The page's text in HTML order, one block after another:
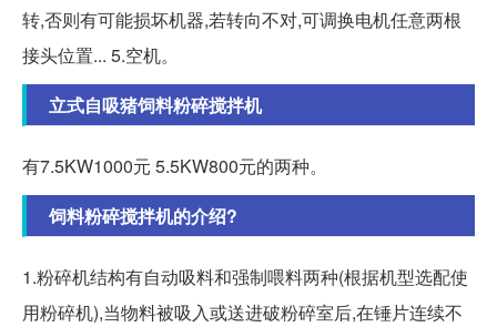
转,否则有可能损坏机器,若转向不对,可调换电机任意两根
接头位置... 5.空机。
立式自吸猪饲料粉碎搅拌机
有7.5KW1000元 5.5KW800元的两种。
饲料粉碎搅拌机的介绍?
1.粉碎机结构有自动吸料和强制喂料两种(根据机型选配使
用粉碎机),当物料被吸入或送进破粉碎室后,在锤片连续不